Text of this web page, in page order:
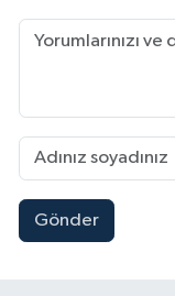
Gönder